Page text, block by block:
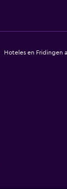
Hoteles en Fridingen